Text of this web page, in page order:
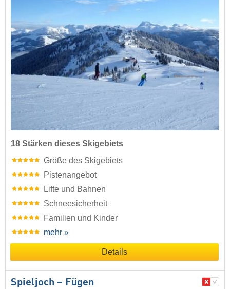
18 Stärken dieses Skigebiets
Größe des Skigebiets
Pistenangebot
Lifte und Bahnen
Schneesicherheit
Familien und Kinder
mehr »
Details
Spieljoch – Fügen